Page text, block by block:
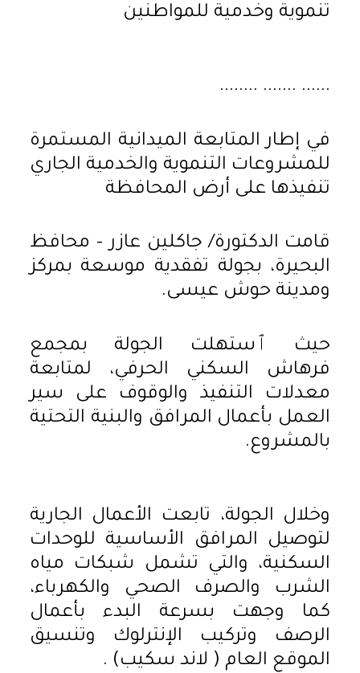
تنموية وخدمية للمواطنين
...... ....... ........
في إطار المتابعة الميدانية المستمرة
للمشروعات التنموية والخدمية الجاري
تنفيذها على أرض المحافظة
قامت الدكتورة/ جاكلين عازر – محافظ
البحيرة، بجولة تفقدية موسعة بمركز
ومدينة حوش عيسى.
حيث ٱستهلت الجولة بمجمع
فرهاش السكني الحرفي، لمتابعة
معدلات التنفيذ والوقوف على سير
العمل بأعمال المرافق والبنية التحتية
بالمشروع.
وخلال الجولة، تابعت الأعمال الجارية
لتوصيل المرافق الأساسية للوحدات
السكنية، والتي تشمل شبكات مياه
الشرب والصرف الصحي والكهرباء،
كما وجهت بسرعة البدء بأعمال
الرصف وتركيب الإنترلوك وتنسيق
الموقع العام ( لاند سكيب) .